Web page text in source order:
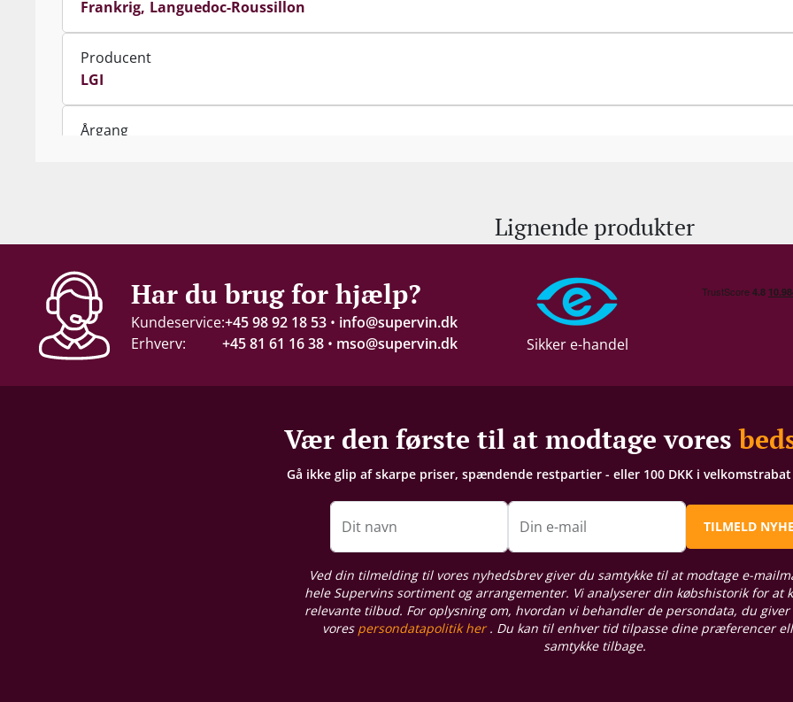
Frankrig Languedoc-Roussillon
Producent
LGI
Årgang
Alkohol-%
12 %
Servering
Lignende produkter
Har du brug for hjælp?
Kundeservice:+45 98 92 18 53 • info@supervin.dk
Erhverv:
+45 81 61 16 38 • mso@supervin.dk Sikker e-handel
Vær den første til at modtage vores
Gå ikke glip af skarpe priser, spændende restpartier - eller 100 DKK i
Dit navn Din e-mail TILMELD
Ved din tilmelding til vores nyhedsbrev giver du samtykke til at modtage e-
hele Supervins sortiment og arrangementer. Vi analyserer din købshistorik for at
relevante tilbud. For oplysning om, hvordan vi behandler de persondata, du
vores persondatapolitik her. Du kan til enhver tid tilpasse dine præferencer
samtykke tilbage.